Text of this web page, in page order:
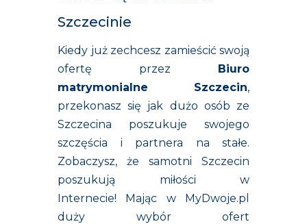
Szczecinie
Kiedy już zechcesz zamieścić swoją
ofertę przez Biuro
matrymonialne Szczecin,
przekonasz się jak dużo osób ze
Szczecina poszukuje swojego
szczęścia i partnera na stałe.
Zobaczysz, że samotni Szczecin
poszukują miłości w
Internecie! Mając w MyDwoje.pl
duży wybór ofert